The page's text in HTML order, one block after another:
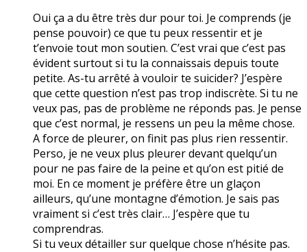
Oui ça a du être très dur pour toi. Je comprends (je
pense pouvoir) ce que tu peux ressentir et je
t’envoie tout mon soutien. C’est vrai que c’est pas
évident surtout si tu la connaissais depuis toute
petite. As-tu arrêté à vouloir te suicider? J’espère
que cette question n’est pas trop indiscrète. Si tu ne
veux pas, pas de problème ne réponds pas. Je pense
que c’est normal, je ressens un peu la même chose.
A force de pleurer, on finit pas plus rien ressentir.
Perso, je ne veux plus pleurer devant quelqu’un
pour ne pas faire de la peine et qu’on est pitié de
moi. En ce moment je préfère être un glaçon
ailleurs, qu’une montagne d’émotion. Je sais pas
vraiment si c’est très clair… J’espère que tu
comprendras.
Si tu veux détailler sur quelque chose n’hésite pas.